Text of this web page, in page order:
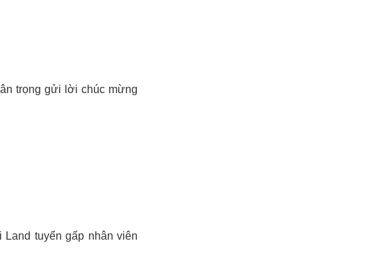
trọng gửi lời chúc mừng
tuyển gấp nhân viên